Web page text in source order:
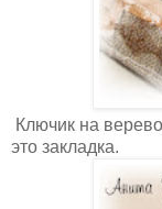
Ключик на
это закладка.